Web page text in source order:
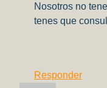
Nosotros no
tenes que
Responder